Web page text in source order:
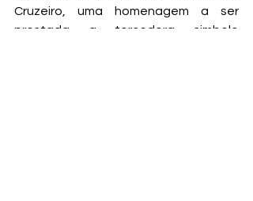
Cruzeiro, uma homenagem a ser
prestada a torcedora simbolo